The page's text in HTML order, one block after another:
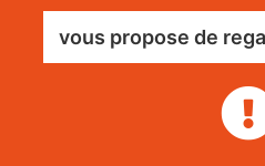
vous propose de